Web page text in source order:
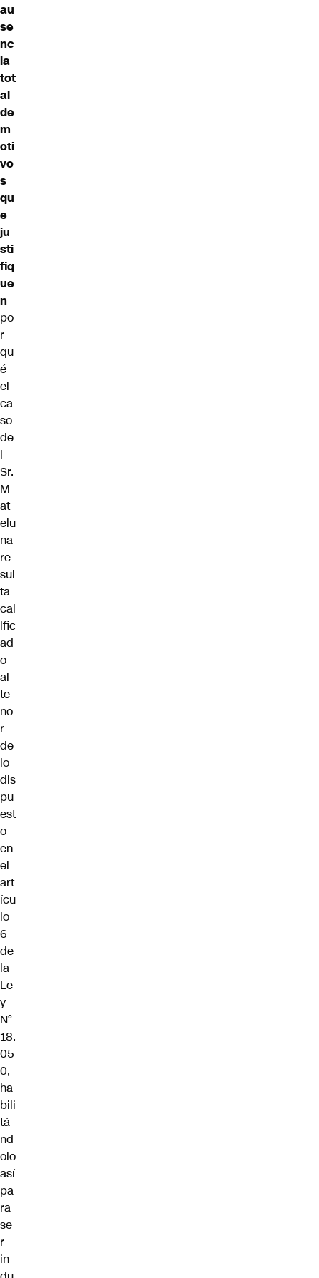
au
se
nc
ia
tot
al
de
m
oti
vo
s
qu
e
ju
sti
fiq
ue
n
po
r
qu
é
el
ca
so
de
l
Sr.
M
at
elu
na
re
sul
ta
cal
ific
ad
o
al
te
no
r
de
lo
dis
pu
est
o
en
el
art
ícu
lo
6
de
la
Le
y
N°
18.
05
0,
ha
bili
tá
nd
olo
así
pa
ra
se
r
in